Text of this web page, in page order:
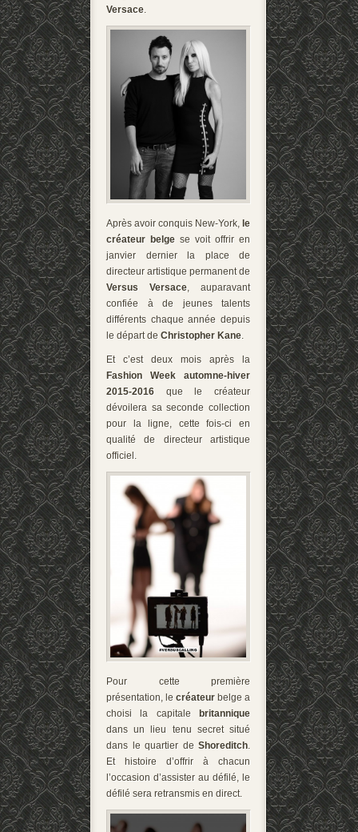
Versace.
Après avoir conquis New-York, le
créateur belge se voit offrir en
janvier dernier la place de
directeur artistique permanent de
Versus Versace, auparavant
confiée à de jeunes talents
différents chaque année depuis
le départ de Christopher Kane.
Et c’est deux mois après la
Fashion Week automne-hiver
2015-2016 que le créateur
dévoilera sa seconde collection
pour la ligne, cette fois-ci en
qualité de directeur artistique
officiel.
Pour cette première
présentation, le créateur belge a
choisi la capitale
britannique
dans un lieu tenu secret situé
dans le quartier de Shoreditch.
Et histoire d’offrir à chacun
l’occasion d’assister au défilé, le
défilé sera retransmis en direct.